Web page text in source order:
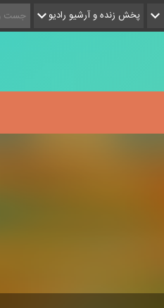
پخش زنده و آرشیو رادیو